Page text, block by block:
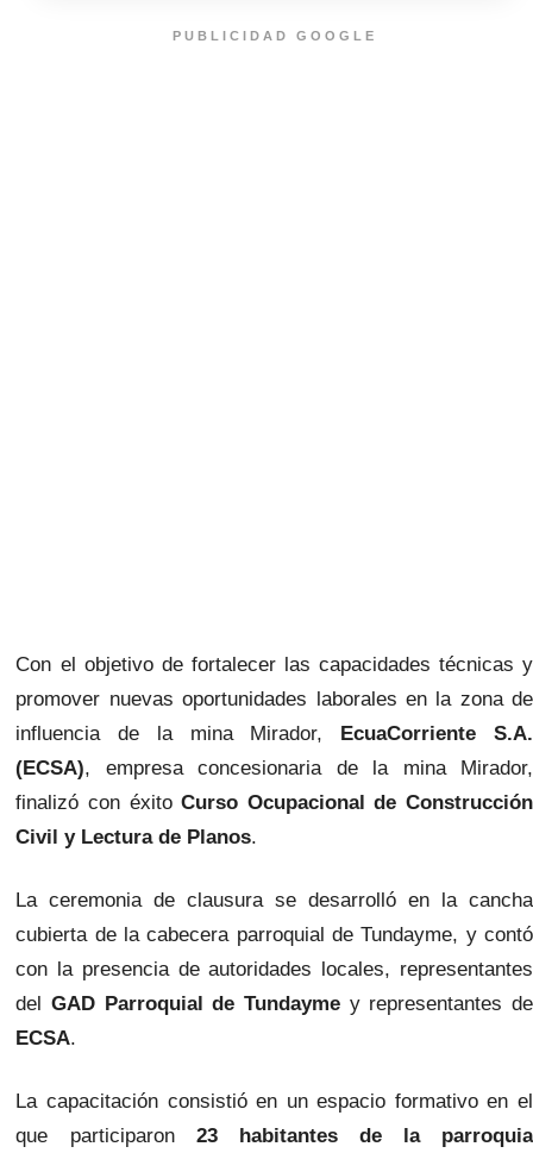
PUBLICIDAD GOOGLE
Con el objetivo de fortalecer las capacidades técnicas y
promover nuevas oportunidades laborales en la zona de
influencia de la mina Mirador,
EcuaCorriente S.A.
(ECSA), empresa concesionaria de la mina Mirador,
finalizó con éxitoCurso Ocupacional de Construcción
Civil y Lectura de Planos.
La ceremonia de clausura se desarrolló en la cancha
cubierta de la cabecera parroquial de Tundayme, y contó
con la presencia de autoridades locales, representantes
delGAD Parroquial de Tundayme y representantes de
ECSA.
La capacitación consistió en un espacio formativo en el
que participaron 23 habitantes de la parroquia